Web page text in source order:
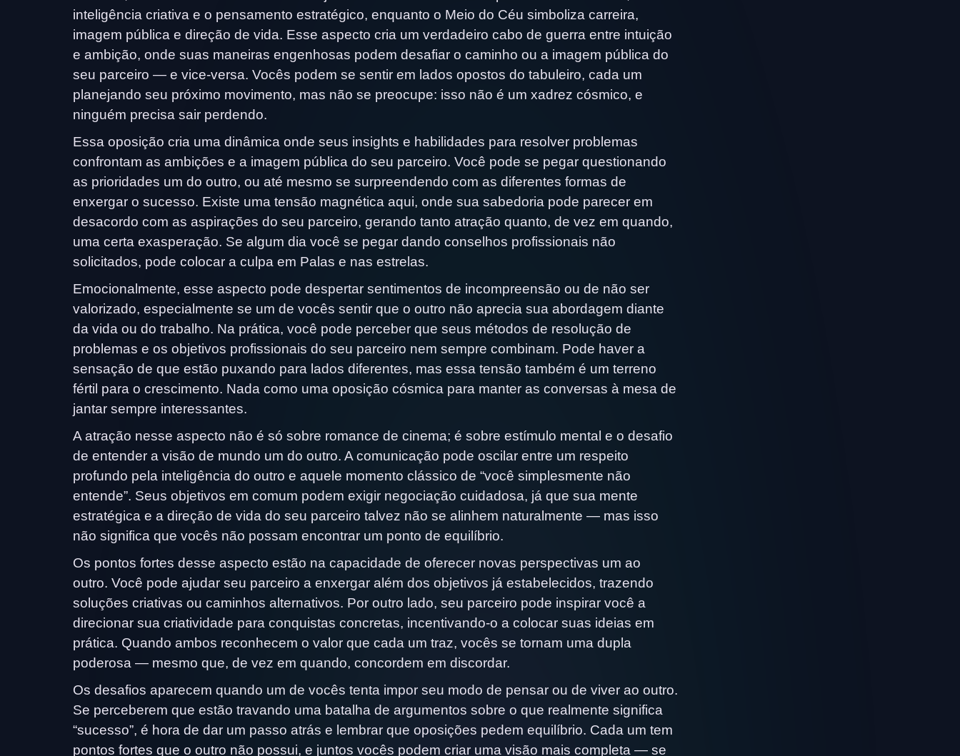
inteligência criativa e o pensamento estratégico, enquanto o Meio do Céu simboliza carreira,
imagem pública e direção de vida. Esse aspecto cria um verdadeiro cabo de guerra entre intuição
e ambição, onde suas maneiras engenhosas podem desafiar o caminho ou a imagem pública do
seu parceiro — e vice-versa. Vocês podem se sentir em lados opostos do tabuleiro, cada um
planejando seu próximo movimento, mas não se preocupe: isso não é um xadrez cósmico, e
ninguém precisa sair perdendo.
Essa oposição cria uma dinâmica onde seus insights e habilidades para resolver problemas
confrontam as ambições e a imagem pública do seu parceiro. Você pode se pegar questionando
as prioridades um do outro, ou até mesmo se surpreendendo com as diferentes formas de
enxergar o sucesso. Existe uma tensão magnética aqui, onde sua sabedoria pode parecer em
desacordo com as aspirações do seu parceiro, gerando tanto atração quanto, de vez em quando,
uma certa exasperação. Se algum dia você se pegar dando conselhos profissionais não
solicitados, pode colocar a culpa em Palas e nas estrelas.
Emocionalmente, esse aspecto pode despertar sentimentos de incompreensão ou de não ser
valorizado, especialmente se um de vocês sentir que o outro não aprecia sua abordagem diante
da vida ou do trabalho. Na prática, você pode perceber que seus métodos de resolução de
problemas e os objetivos profissionais do seu parceiro nem sempre combinam. Pode haver a
sensação de que estão puxando para lados diferentes, mas essa tensão também é um terreno
fértil para o crescimento. Nada como uma oposição cósmica para manter as conversas à mesa de
jantar sempre interessantes.
A atração nesse aspecto não é só sobre romance de cinema; é sobre estímulo mental e o desafio
de entender a visão de mundo um do outro. A comunicação pode oscilar entre um respeito
profundo pela inteligência do outro e aquele momento clássico de “você simplesmente não
entende”. Seus objetivos em comum podem exigir negociação cuidadosa, já que sua mente
estratégica e a direção de vida do seu parceiro talvez não se alinhem naturalmente — mas isso
não significa que vocês não possam encontrar um ponto de equilíbrio.
Os pontos fortes desse aspecto estão na capacidade de oferecer novas perspectivas um ao
outro. Você pode ajudar seu parceiro a enxergar além dos objetivos já estabelecidos, trazendo
soluções criativas ou caminhos alternativos. Por outro lado, seu parceiro pode inspirar você a
direcionar sua criatividade para conquistas concretas, incentivando-o a colocar suas ideias em
prática. Quando ambos reconhecem o valor que cada um traz, vocês se tornam uma dupla
poderosa — mesmo que, de vez em quando, concordem em discordar.
Os desafios aparecem quando um de vocês tenta impor seu modo de pensar ou de viver ao outro.
Se perceberem que estão travando uma batalha de argumentos sobre o que realmente significa
“sucesso”, é hora de dar um passo atrás e lembrar que oposições pedem equilíbrio. Cada um tem
pontos fortes que o outro não possui, e juntos vocês podem criar uma visão mais completa — se